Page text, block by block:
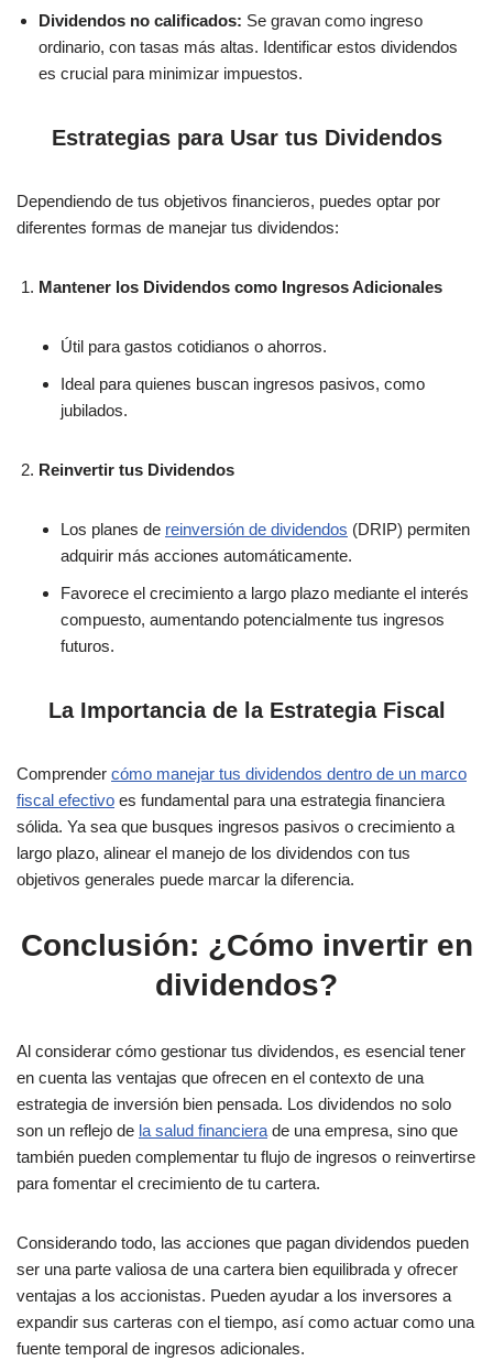
Dividendos no calificados: Se gravan como ingreso
ordinario, con tasas más altas. Identificar estos dividendos
es crucial para minimizar impuestos.
Estrategias para Usar tus Dividendos
Dependiendo de tus objetivos financieros, puedes optar por
diferentes formas de manejar tus dividendos:
Mantener los Dividendos como Ingresos Adicionales
Útil para gastos cotidianos o ahorros.
Ideal para quienes buscan ingresos pasivos, como
jubilados.
Reinvertir tus Dividendos
Los planes de reinversión de dividendos (DRIP) permiten
adquirir más acciones automáticamente.
Favorece el crecimiento a largo plazo mediante el interés
compuesto, aumentando potencialmente tus ingresos
futuros.
La Importancia de la Estrategia Fiscal
Comprender cómo manejar tus dividendos dentro de un marco
fiscal efectivo es fundamental para una estrategia financiera
sólida. Ya sea que busques ingresos pasivos o crecimiento a
largo plazo, alinear el manejo de los dividendos con tus
objetivos generales puede marcar la diferencia.
Conclusión: ¿Cómo invertir en
dividendos?
Al considerar cómo gestionar tus dividendos, es esencial tener
en cuenta las ventajas que ofrecen en el contexto de una
estrategia de inversión bien pensada. Los dividendos no solo
son un reflejo de la salud financiera de una empresa, sino que
también pueden complementar tu flujo de ingresos o reinvertirse
para fomentar el crecimiento de tu cartera.
Considerando todo, las acciones que pagan dividendos pueden
ser una parte valiosa de una cartera bien equilibrada y ofrecer
ventajas a los accionistas. Pueden ayudar a los inversores a
expandir sus carteras con el tiempo, así como actuar como una
fuente temporal de ingresos adicionales.